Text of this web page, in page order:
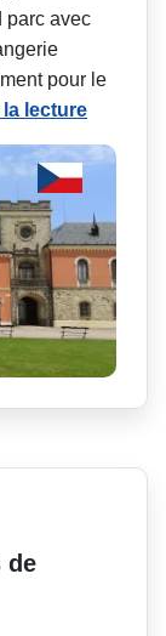
parc avec
pour le
lecture
de